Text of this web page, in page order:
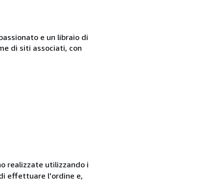
e un libraio di
di siti associati, con
realizzate utilizzando i
effettuare l'ordine e,